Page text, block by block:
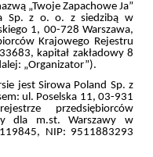
„Twoje Zapachowe Ja”
Sp. z o. o. z siedzibą w
1, 00-728 Warszawa,
Krajowego Rejestru
kapitał zakładowy 8
„Organizator”).
jest Sirowa Poland Sp. z
ul. Poselska 11, 03-931
przedsiębiorców
dla m.st. Warszawy w
NIP: 9511883293